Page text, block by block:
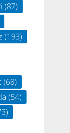
(87)
(193)
(68)
(54)